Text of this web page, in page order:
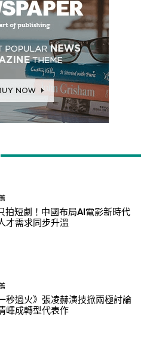
拍短劇！中國布局AI電影新時代
才需求同步升溫
秒過火》張凌赫演技掀兩極討論
嶧成轉型代表作